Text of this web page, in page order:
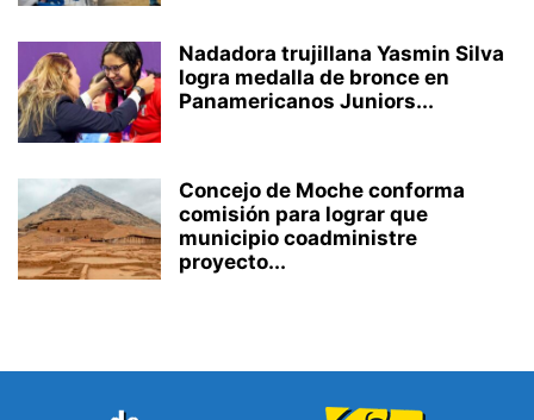
Nadadora trujillana Yasmin Silva
logra medalla de bronce en
Panamericanos Juniors...
Concejo de Moche conforma
comisión para lograr que
municipio coadministre
proyecto...